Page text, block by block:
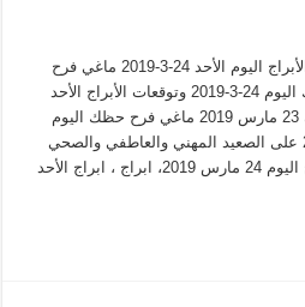
حظك اليوم 24-3-2019 توقعات الأبراج اليوم الأحد 24-3-2019 ماغي فرح
جظ برجك 23 مارس 2019 حظك اليوم 24-3-2019 وتوقعات الأبراج الأحد
24-3-2019 ماغي فرح جظ برجك 23 مارس 2019 ماغي فرح حظك اليوم
وتوقعات الأبراج الأحد 24-3-2019 على الصعيد المهني والعاطفي والصحي
مع ماغي فرح, ابراج اليوم، ابراج اليوم 24 مارس 2019، ابراج ، ابراج الأحد